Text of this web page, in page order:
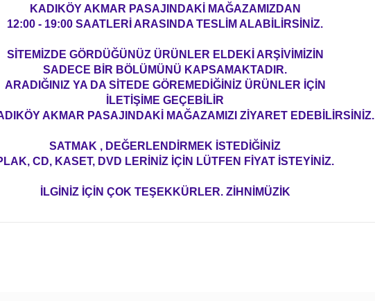
KADIKÖY AKMAR PASAJINDAKİ MAĞAZAMIZDAN
12:00 - 19:00 SAATLERİ ARASINDA TESLİM ALABİLİRSİNİZ.
SİTEMİZDE GÖRDÜĞÜNÜZ ÜRÜNLER ELDEKİ ARŞİVİMİZİN
SADECE BİR BÖLÜMÜNÜ KAPSAMAKTADIR.
ARADIĞINIZ YA DA SİTEDE GÖREMEDİĞİNİZ ÜRÜNLER İÇİN
İLETİŞİME GEÇEBİLİR
AKMAR PASAJINDAKİ MAĞAZAMIZI ZİYARET EDEBİLİRSİNİZ.
SATMAK , DEĞERLENDİRMEK İSTEDİĞİNİZ
CD, KASET, DVD LERİNİZ İÇİN LÜTFEN FİYAT İSTEYİNİZ.
İLGİNİZ İÇİN ÇOK TEŞEKKÜRLER. ZİHNİMÜZİK